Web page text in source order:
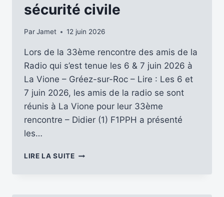
sécurité civile
ParJamet 12 juin 2026
Lors de la 33ème rencontre des amis de la
Radio qui s’est tenue les 6 & 7 juin 2026 à
La Vione – Gréez-sur-Roc – Lire : Les 6 et
7 juin 2026, les amis de la radio se sont
réunis à La Vione pour leur 33ème
rencontre – Didier (1) F1PPH a présenté
les…
LIRE LA SUITELES